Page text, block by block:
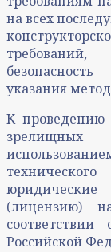
на всех
требований,
указания
К проведению
зрелищных
(лицензию)
соответствии
Российской